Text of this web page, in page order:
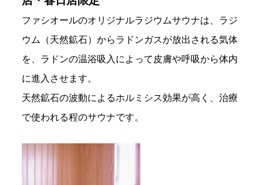
ファシオールのオリジナルラジウムサウナは、ラジ
ウム（天然鉱石）からラドンガスが放出される気体
を、ラドンの温浴吸入によって皮膚や呼吸から体内
に進入させます。
天然鉱石の波動によるホルミシス効果が高く、治療
で使われる程のサウナです。